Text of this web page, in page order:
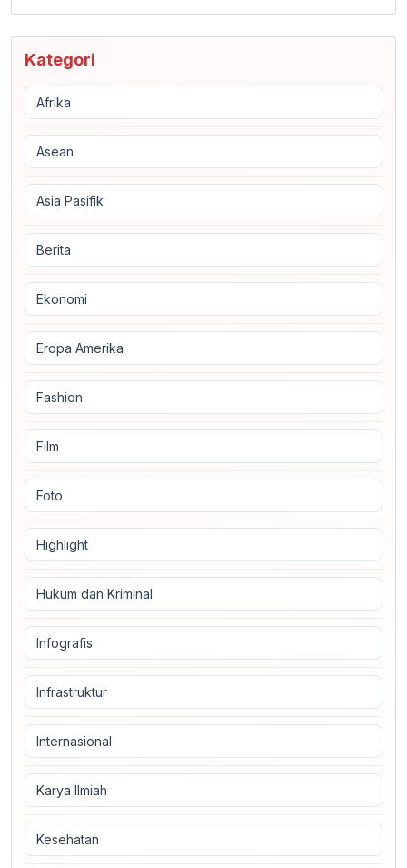
Kategori
Afrika
Asean
Asia Pasifik
Berita
Ekonomi
Eropa Amerika
Fashion
Film
Foto
Highlight
Hukum dan Kriminal
Infografis
Infrastruktur
Internasional
Karya Ilmiah
Kesehatan